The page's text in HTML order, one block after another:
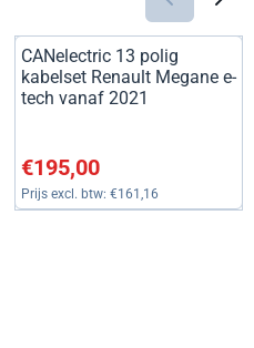
CANelectric 13 polig
kabelset Renault Megane e-
tech vanaf 2021
Prijs: 195,00, exclusief btw:
€195,00
Prijs excl. btw: €161,16